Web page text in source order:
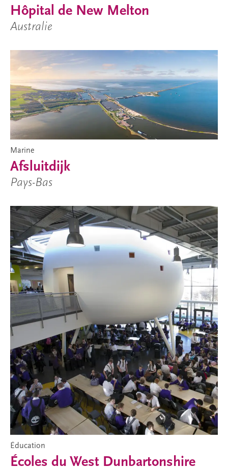
Hôpital de New Melton
Australie
Marine
Afsluitdijk
Pays-Bas
Éducation
Écoles du West Dunbartonshire